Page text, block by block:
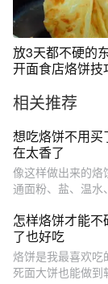
放3天都不硬的
开面食店烙饼技
相关推荐
想吃烙饼不用
在太香了
像这样做出来的烙
通面粉、盐、温
怎样烙饼才能
了也好吃
烙饼是我最喜欢吃
死面大饼也能做